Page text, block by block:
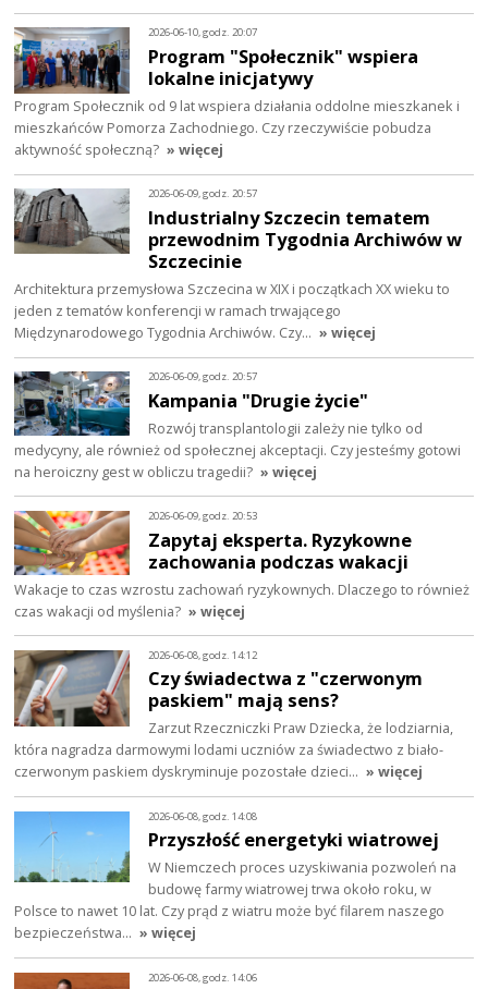
2026-06-10, godz. 20:07
Program "Społecznik" wspiera
lokalne inicjatywy
Program Społecznik od 9 lat wspiera działania oddolne mieszkanek i
mieszkańców Pomorza Zachodniego. Czy rzeczywiście pobudza
aktywność społeczną? » więcej
2026-06-09, godz. 20:57
Industrialny Szczecin tematem
przewodnim Tygodnia Archiwów w
Szczecinie
Architektura przemysłowa Szczecina w XIX i początkach XX wieku to
jeden z tematów konferencji w ramach trwającego
Międzynarodowego Tygodnia Archiwów. Czy… » więcej
2026-06-09, godz. 20:57
Kampania "Drugie życie"
Rozwój transplantologii zależy nie tylko od
medycyny, ale również od społecznej akceptacji. Czy jesteśmy gotowi
na heroiczny gest w obliczu tragedii? » więcej
2026-06-09, godz. 20:53
Zapytaj eksperta. Ryzykowne
zachowania podczas wakacji
Wakacje to czas wzrostu zachowań ryzykownych. Dlaczego to również
czas wakacji od myślenia? » więcej
2026-06-08, godz. 14:12
Czy świadectwa z "czerwonym
paskiem" mają sens?
Zarzut Rzeczniczki Praw Dziecka, że lodziarnia,
która nagradza darmowymi lodami uczniów za świadectwo z biało-
czerwonym paskiem dyskryminuje pozostałe dzieci… » więcej
2026-06-08, godz. 14:08
Przyszłość energetyki wiatrowej
W Niemczech proces uzyskiwania pozwoleń na
budowę farmy wiatrowej trwa około roku, w
Polsce to nawet 10 lat. Czy prąd z wiatru może być filarem naszego
bezpieczeństwa… » więcej
2026-06-08, godz. 14:06